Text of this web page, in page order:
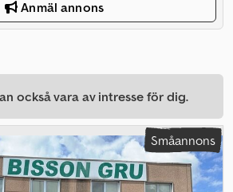
Anmäl annons
också vara av intresse för dig.
Småannons